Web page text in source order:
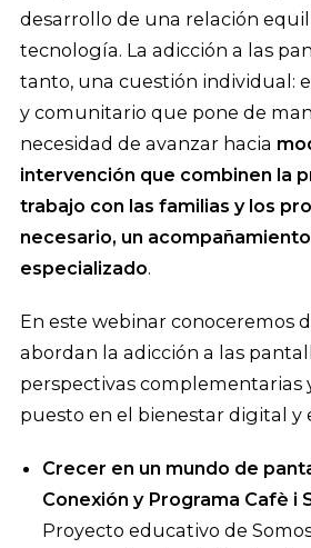
desarrollo de una relación
tecnología. La adicción a las
tanto, una cuestión individual:
y comunitario que pone de
necesidad de avanzar hacia
intervención que combinen la
trabajo con las familias y los
necesario, un
especializado.
En este webinar conoceremos
abordan la adicción a las
perspectivas complementarias
puesto en el bienestar digital y
Crecer en un mundo de
Conexión y Programa Cafè i
Proyecto educativo de